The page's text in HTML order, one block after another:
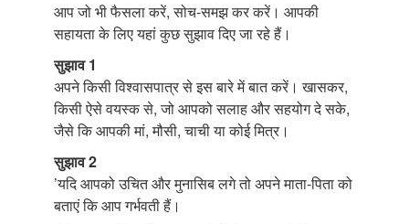
आप जो भी फैसला करें, सोच-समझ कर करें। आपकी
सहायता के लिए यहां कुछ सुझाव दिए जा रहे हैं।
सुझाव 1
अपने किसी विश्वासपात्र से इस बारे में बात करें। खासकर,
किसी ऐसे वयस्क से, जो आपको सलाह और सहयोग दे सके,
जैसे कि आपकी मां, मौसी, चाची या कोई मित्र।
सुझाव 2
’यदि आपको उचित और मुनासिब लगे तो अपने माता-पिता को
बताएं कि आप गर्भवती हैं।